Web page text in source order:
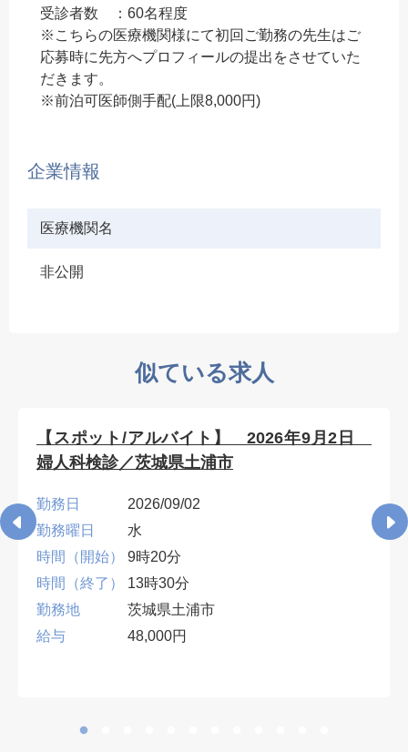
受診者数 ：60名程度
※こちらの医療機関様にて初回ご勤務の先生はご
応募時に先方へプロフィールの提出をさせていた
だきます。
※前泊可医師側手配(上限8,000円)
企業情報
医療機関名
非公開
似ている求人
【スポット/アルバイト】 2026年9月2日
婦人科検診／茨城県土浦市
勤務日
2026/09/02
勤務曜日
水
時間（開始）
9時20分
時間（終了）
13時30分
勤務地
茨城県土浦市
給与
48,000円